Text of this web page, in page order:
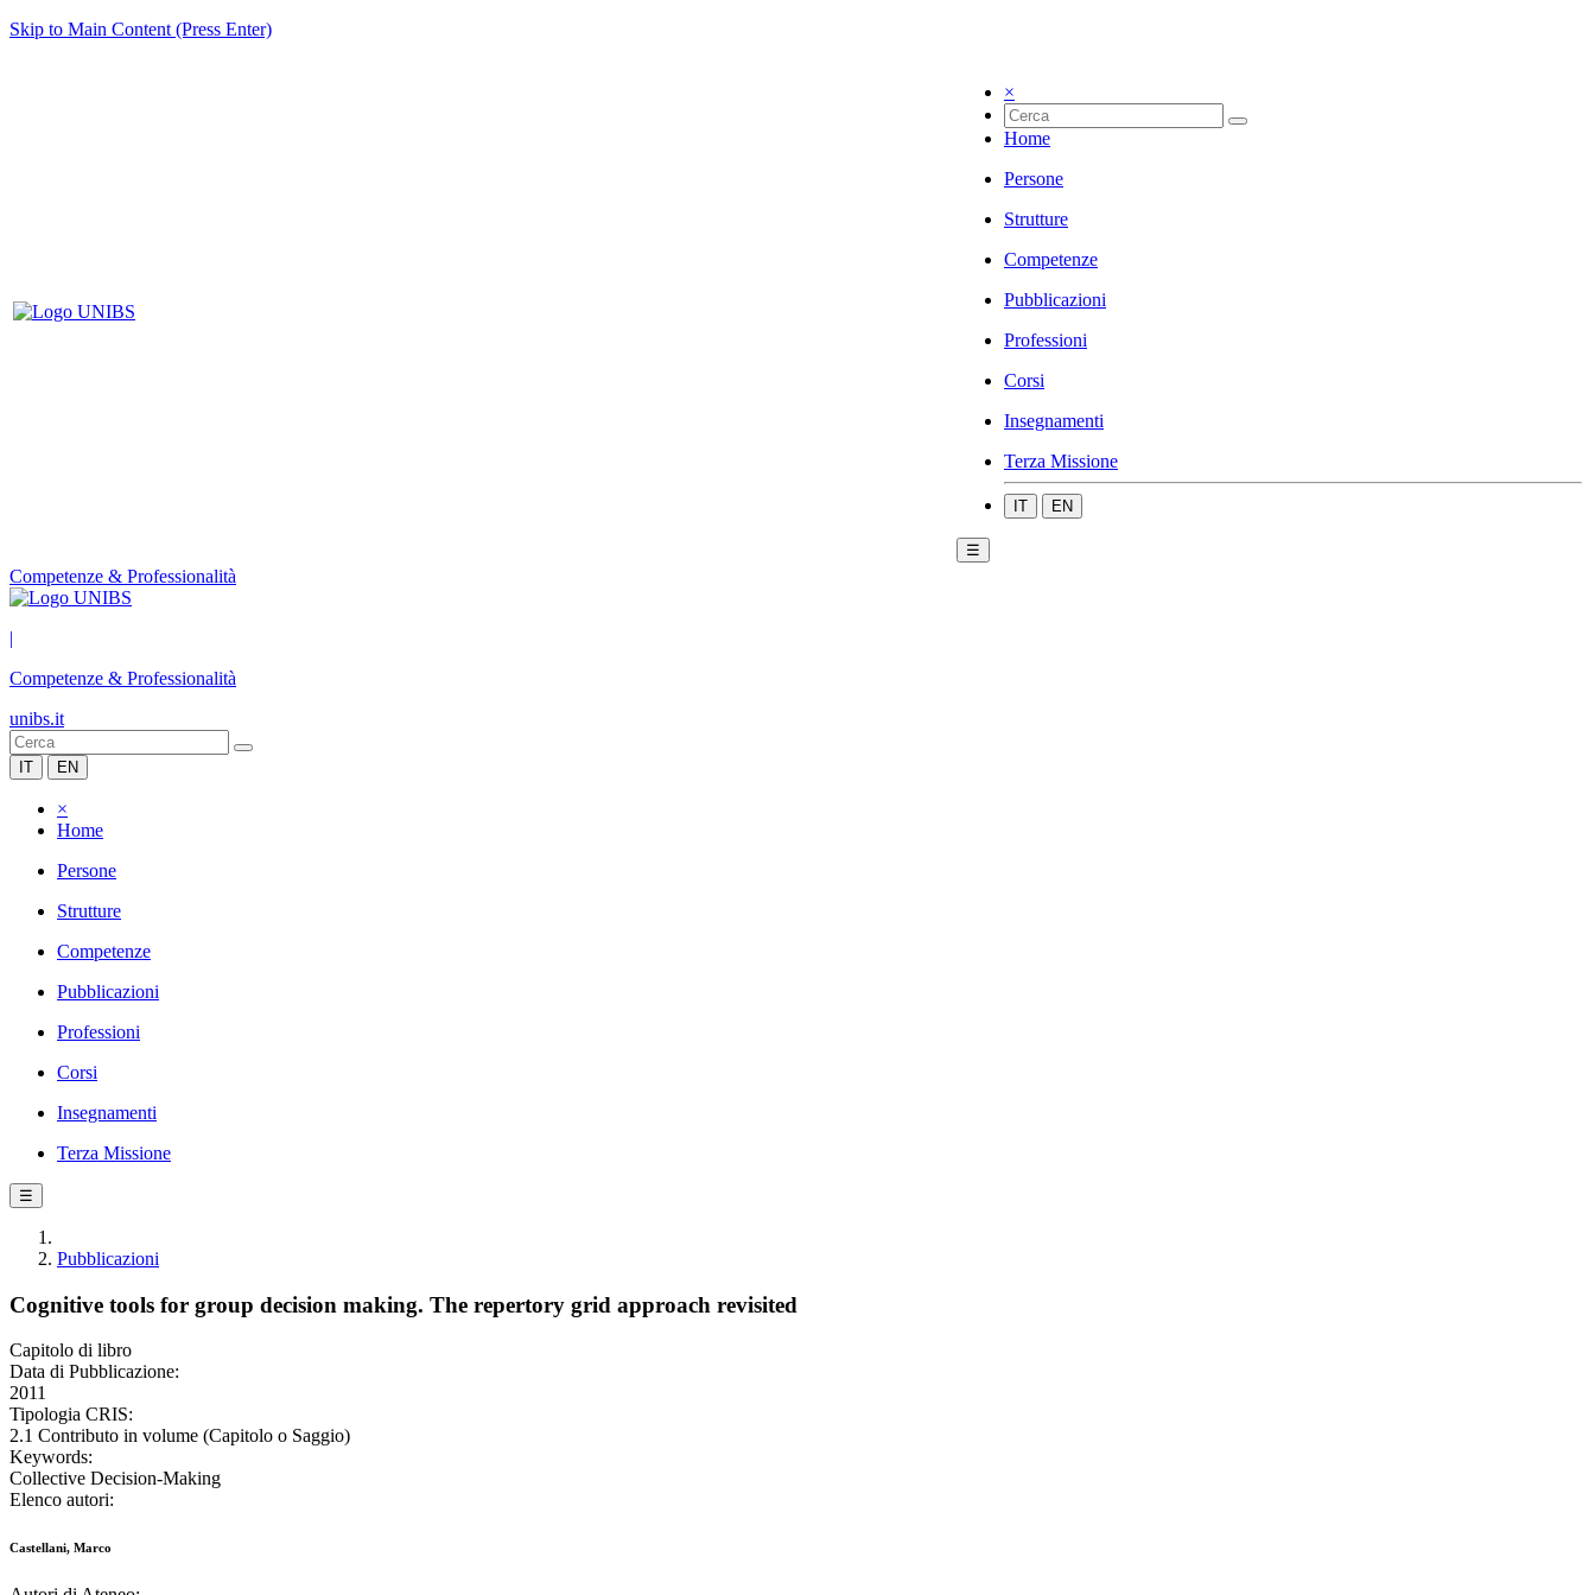
Skip to Main Content (Press Enter)
×
Home
Persone
Strutture
Competenze
Pubblicazioni
Professioni
Corsi
Insegnamenti
Terza Missione
IT EN
☰
Competenze & Professionalità
|
Competenze & Professionalità
unibs.it
IT EN
×
Home
Persone
Strutture
Competenze
Pubblicazioni
Professioni
Corsi
Insegnamenti
Terza Missione
☰
Pubblicazioni
Cognitive tools for group decision making. The repertory grid approach revisited
Capitolo di libro
Data di Pubblicazione:
2011
Tipologia CRIS:
2.1 Contributo in volume (Capitolo o Saggio)
Keywords:
Collective Decision-Making
Elenco autori:
Castellani, Marco